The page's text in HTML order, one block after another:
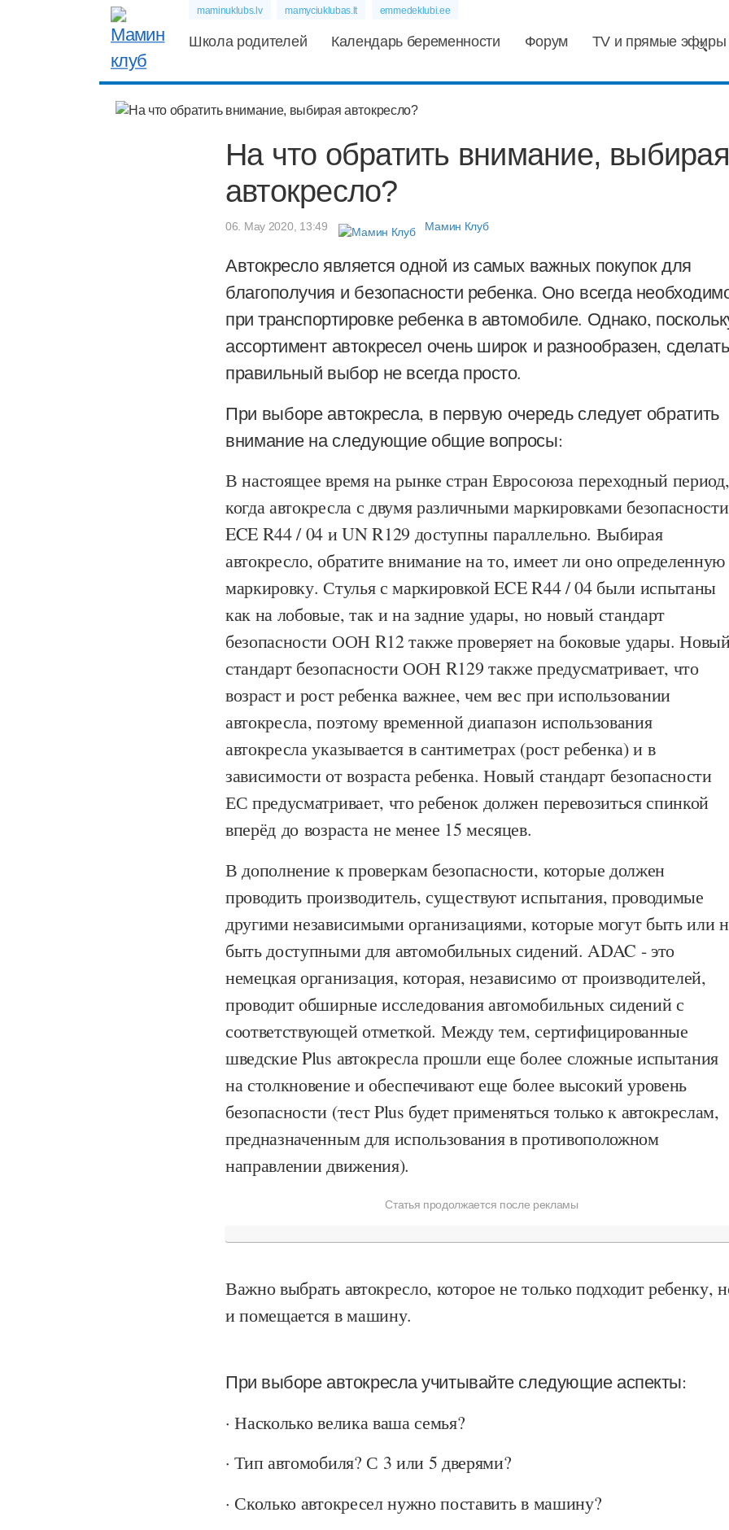
maminuklubs.lv mamyciuklubas.lt emmedeklubi.ee
Школа родителей Календарь беременности Форум TV и прямые эфиры
На что обратить внимание, выбирая
автокресло?
06. May 2020, 13:49 Мамин Клуб
Автокресло является одной из самых важных покупок для
благополучия и безопасности ребенка. Оно всегда
при транспортировке ребенка в автомобиле. Однако,
ассортимент автокресел очень широк и разнообразен, сделать
правильный выбор не всегда просто.
При выборе автокресла, в первую очередь следует обратить
внимание на следующие общие вопросы:
В настоящее время на рынке стран Евросоюза переходный период,
когда автокресла с двумя различными маркировками безопасности
ECE R44 / 04 и UN R129 доступны параллельно. Выбирая
автокресло, обратите внимание на то, имеет ли оно определенную
маркировку. Стулья с маркировкой ECE R44 / 04 были испытаны
как на лобовые, так и на задние удары, но новый стандарт
безопасности ООН R12 также проверяет на боковые удары.
стандарт безопасности ООН R129 также предусматривает, что
возраст и рост ребенка важнее, чем вес при использовании
автокресла, поэтому временной диапазон использования
автокресла указывается в сантиметрах (рост ребенка) и в
зависимости от возраста ребенка. Новый стандарт безопасности
ЕС предусматривает, что ребенок должен перевозиться спинкой
вперёд до возраста не менее 15 месяцев.
В дополнение к проверкам безопасности, которые должен
проводить производитель, существуют испытания, проводимые
другими независимыми организациями, которые могут быть или
быть доступными для автомобильных сидений. ADAC - это
немецкая организация, которая, независимо от производителей,
проводит обширные исследования автомобильных сидений с
соответствующей отметкой. Между тем, сертифицированные
шведские Plus автокресла прошли еще более сложные испытания
на столкновение и обеспечивают еще более высокий уровень
безопасности (тест Plus будет применяться только к автокреслам,
предназначенным для использования в противоположном
направлении движения).
Статья продолжается после рекламы
Важно выбрать автокресло, которое не только подходит ребенку,
и помещается в машину.
При выборе автокресла учитывайте следующие аспекты:
· Насколько велика ваша семья?
· Тип автомобиля? С 3 или 5 дверями?
· Сколько автокресел нужно поставить в машину?